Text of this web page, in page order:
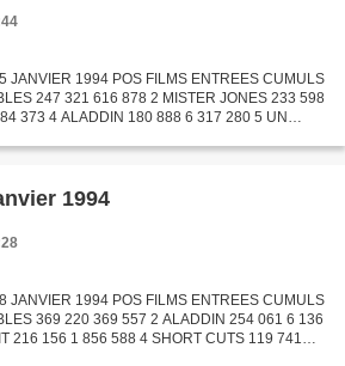
JANVIER 1994 POS FILMS ENTREES CUMULS
247 321 616 878 2 MISTER JONES 233 598
373 4 ALADDIN 180 888 6 317 280 5 UN
1994
JANVIER 1994 POS FILMS ENTREES CUMULS
369 220 369 557 2 ALADDIN 254 061 6 136
216 156 1 856 588 4 SHORT CUTS 119 741